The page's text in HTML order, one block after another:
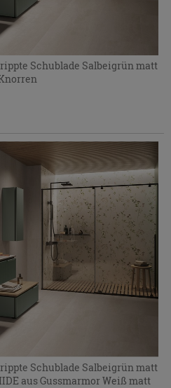
Schublade Salbeigrün matt
Schublade Salbeigrün matt
aus Gussmarmor Weiß matt